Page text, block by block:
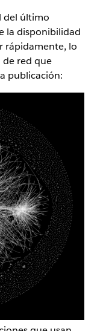
del último
la disponibilidad
rápidamente, lo
de red que
publicación: